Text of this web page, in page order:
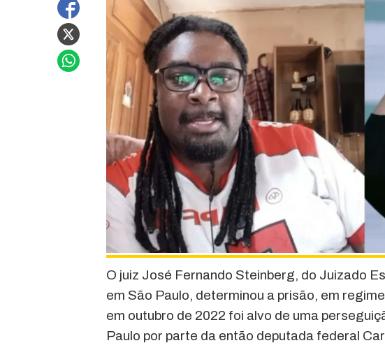
O juiz José Fernando Steinberg, do Juizado
em São Paulo, determinou a prisão, em
em outubro de 2022 foi alvo de uma
Paulo por parte da então deputada federal